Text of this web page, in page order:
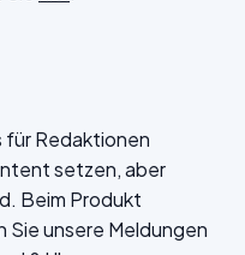
für Redaktionen
setzen, aber
Beim Produkt
unsere Meldungen